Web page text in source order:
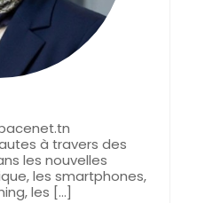
à travers des
les nouvelles
les smartphones,
les [...]